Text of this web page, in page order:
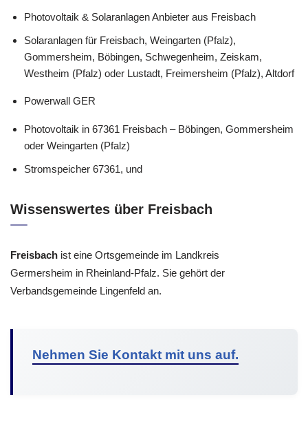
Photovoltaik & Solaranlagen Anbieter aus Freisbach
Solaranlagen für Freisbach, Weingarten (Pfalz),
Gommersheim, Böbingen, Schwegenheim, Zeiskam,
Westheim (Pfalz) oder Lustadt, Freimersheim (Pfalz), Altdorf
Powerwall GER
Photovoltaik in 67361 Freisbach – Böbingen, Gommersheim
oder Weingarten (Pfalz)
Stromspeicher 67361, und
Wissenswertes über Freisbach
Freisbach ist eine Ortsgemeinde im Landkreis
Germersheim in Rheinland-Pfalz. Sie gehört der
Verbandsgemeinde Lingenfeld an.
Nehmen Sie Kontakt mit uns auf.